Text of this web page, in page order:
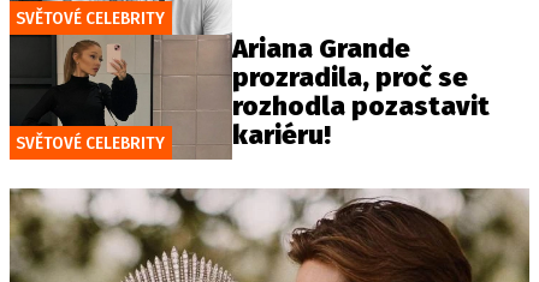
SVĚTOVÉ CELEBRITY
SVĚTOVÉ CELEBRITY
Ariana Grande
prozradila, proč se
rozhodla pozastavit
kariéru!